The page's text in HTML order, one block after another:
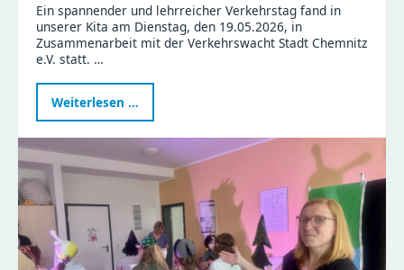
Ein spannender und lehrreicher Verkehrstag fand in
unserer Kita am Dienstag, den 19.05.2026, in
Zusammenarbeit mit der Verkehrswacht Stadt Chemnitz
e.V. statt. …
Weiterlesen …
in
der
Kita
Flohzirkus